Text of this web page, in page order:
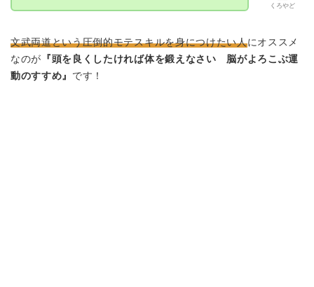
くろやど
文武両道という圧倒的モテスキルを身につけたい人にオススメ
なのが 『頭を良くしたければ体を鍛えなさい 脳がよろこぶ運
動のすすめ』 です！